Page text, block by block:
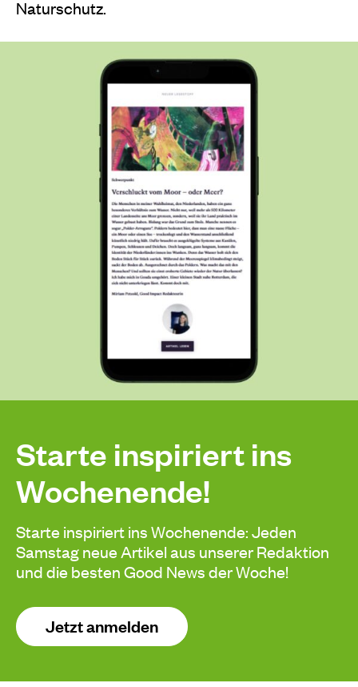
Naturschutz.
Starte inspiriert ins
Wochenende!
Starte inspiriert ins Wochenende: Jeden
Samstag neue Artikel aus unserer Redaktion
und die besten Good News der Woche!
Jetzt anmelden